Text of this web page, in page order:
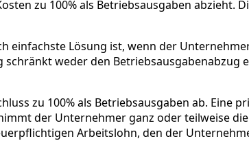
zu 100% als Betriebsausgaben abzieht.
einfachste Lösung ist, wenn der
weder den Betriebsausgabenabzug
zu 100% als Betriebsausgaben ab. Eine
der Unternehmer ganz oder teilweise
Arbeitslohn, den der